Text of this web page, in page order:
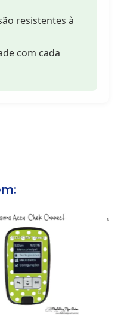
resistentes à
com cada